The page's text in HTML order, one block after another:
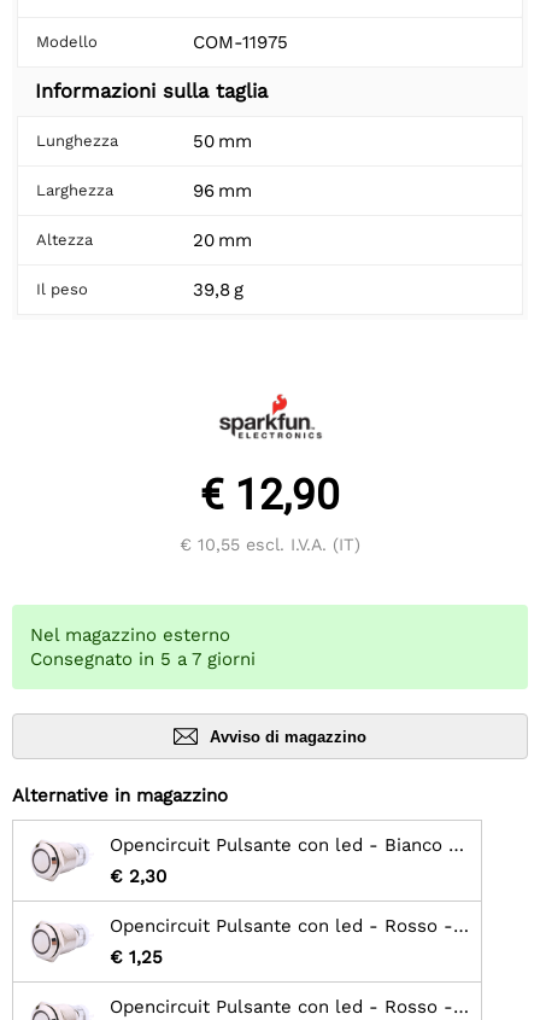
Modello COM-11975
Informazioni sulla taglia
Lunghezza 50 mm
Larghezza 96 mm
Altezza 20 mm
Il peso 39,8 g
€ 12,90
€ 10,55 escl. I.V.A. (IT)
Nel magazzino esterno
Consegnato in 5 a 7 giorni
Avviso di magazzino
Alternative in magazzino
Opencircuit Pulsante con led - Bianco - chiusura - metallo 16mm
€ 2,30
Opencircuit Pulsante con led - Rosso - chiusura - metallo 16mm
€ 1,25
Opencircuit Pulsante con led - Rosso - momentaneo - metallo 16mm